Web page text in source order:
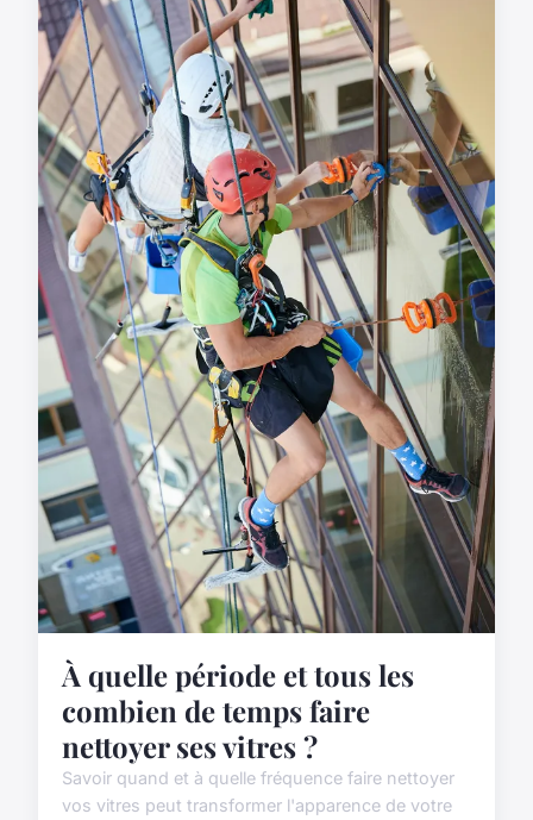
À quelle période et tous les
combien de temps faire
nettoyer ses vitres ?
Savoir quand et à quelle fréquence faire nettoyer
vos vitres peut transformer l'apparence de votre